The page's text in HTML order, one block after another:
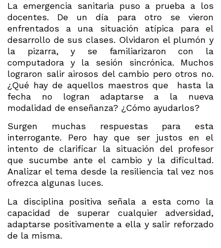
La emergencia sanitaria puso a prueba a los
docentes. De un día para otro se vieron
enfrentados a una situación atípica para el
desarrollo de sus clases. Olvidaron el plumón y
la pizarra, y se familiarizaron con la
computadora y la sesión sincrónica. Muchos
lograron salir airosos del cambio pero otros no.
¿Qué hay de aquellos maestros que hasta la
fecha no logran adaptarse a la nueva
modalidad de enseñanza? ¿Cómo ayudarlos?
Surgen muchas respuestas para esta
interrogante. Pero hay que ser justos en el
intento de clarificar la situación del profesor
que sucumbe ante el cambio y la dificultad.
Analizar el tema desde la resiliencia tal vez nos
ofrezca algunas luces.
La disciplina positiva señala a esta como la
capacidad de superar cualquier adversidad,
adaptarse positivamente a ella y salir reforzado
de la misma.